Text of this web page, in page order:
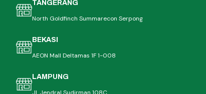
TANGERANG
North Goldfinch Summarecon Serpong
BEKASI
AEON Mall Deltamas 1F 1-008
LAMPUNG